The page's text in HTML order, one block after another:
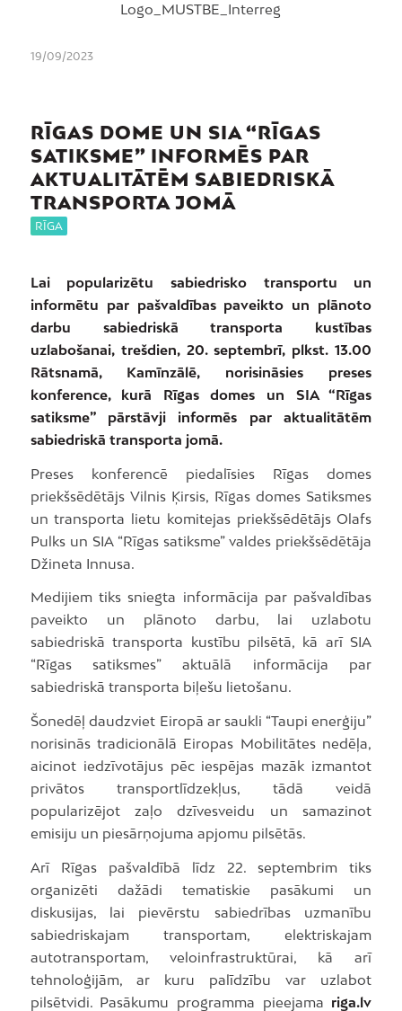
Logo_MUSTBE_Interreg
19/09/2023
RĪGAS DOME UN SIA “RĪGAS
SATIKSME” INFORMĒS PAR
AKTUALITĀTĒM SABIEDRISKĀ
TRANSPORTA JOMĀ
RĪGA
Lai popularizētu sabiedrisko transportu un
informētu par pašvaldības paveikto un plānoto
darbu sabiedriskā transporta kustības
uzlabošanai, trešdien, 20. septembrī, plkst. 13.00
Rātsnamā, Kamīnzālē, norisināsies preses
konference, kurā Rīgas domes un SIA “Rīgas
satiksme” pārstāvji informēs par aktualitātēm
sabiedriskā transporta jomā.
Preses konferencē piedalīsies Rīgas domes
priekšsēdētājs Vilnis Ķirsis, Rīgas domes Satiksmes
un transporta lietu komitejas priekšsēdētājs Olafs
Pulks un SIA “Rīgas satiksme” valdes priekšsēdētāja
Džineta Innusa.
Medijiem tiks sniegta informācija par pašvaldības
paveikto un plānoto darbu, lai uzlabotu
sabiedriskā transporta kustību pilsētā, kā arī SIA
“Rīgas satiksmes” aktuālā informācija par
sabiedriskā transporta biļešu lietošanu.
Šonedēļ daudzviet Eiropā ar saukli “Taupi enerģiju”
norisinās tradicionālā Eiropas Mobilitātes nedēļa,
aicinot iedzīvotājus pēc iespējas mazāk izmantot
privātos transportlīdzekļus, tādā veidā
popularizējot zaļo dzīvesveidu un samazinot
emisiju un piesārņojuma apjomu pilsētās.
Arī Rīgas pašvaldībā līdz 22. septembrim tiks
organizēti dažādi tematiskie pasākumi un
diskusijas, lai pievērstu sabiedrības uzmanību
sabiedriskajam transportam, elektriskajam
autotransportam, veloinfrastruktūrai, kā arī
tehnoloģijām, ar kuru palīdzību var uzlabot
pilsētvidi. Pasākumu programma pieejama riga.lv